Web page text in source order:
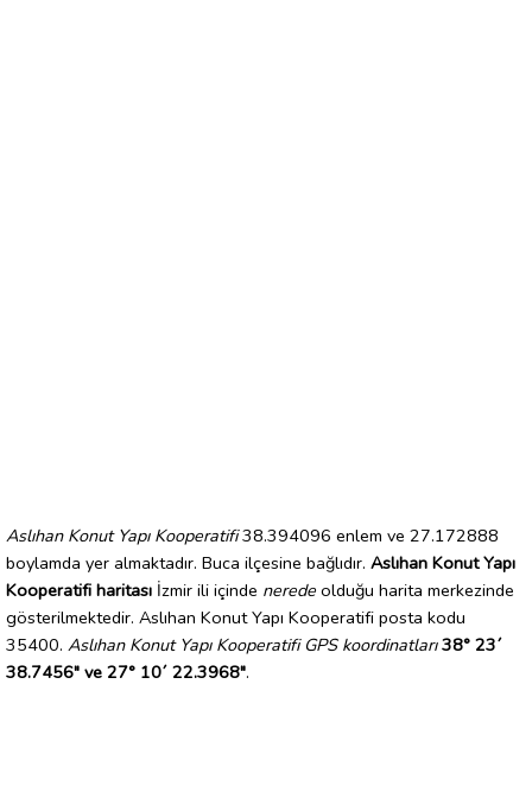
Aslıhan Konut Yapı Kooperatifi38.394096 enlem ve 27.172888
boylamda yer almaktadır. Buca ilçesine bağlıdır. Aslıhan Konut Yapı
Kooperatifi haritası İzmir ili içinde nerede olduğu harita merkezinde
gösterilmektedir. Aslıhan Konut Yapı Kooperatifi posta kodu
35400. Aslıhan Konut Yapı Kooperatifi GPS koordinatları 38° 23´
38.7456" ve 27° 10´ 22.3968".